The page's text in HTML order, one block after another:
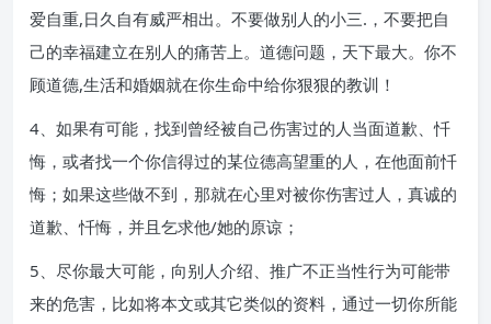
爱自重,日久自有威严相出。不要做别人的小三.，不要把自
己的幸福建立在别人的痛苦上。道德问题，天下最大。你不
顾道德,生活和婚姻就在你生命中给你狠狠的教训！
4、如果有可能，找到曾经被自己伤害过的人当面道歉、忏
悔，或者找一个你信得过的某位德高望重的人，在他面前忏
悔；如果这些做不到，那就在心里对被你伤害过人，真诚的
道歉、忏悔，并且乞求他/她的原谅；
5、尽你最大可能，向别人介绍、推广不正当性行为可能带
来的危害，比如将本文或其它类似的资料，通过一切你所能